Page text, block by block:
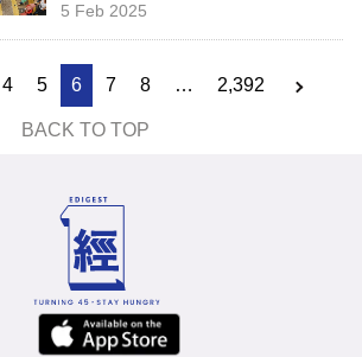
5 Feb 2025
4 5 6 7 8 … 2,392
BACK TO TOP